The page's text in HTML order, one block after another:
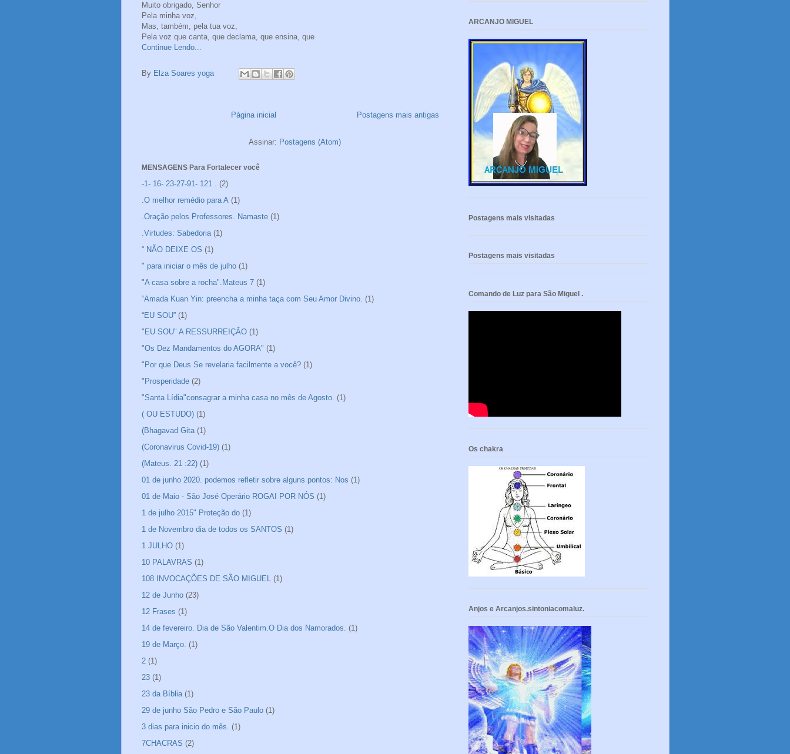
Muito obrigado, Senhor
Pela minha voz,
Mas, também, pela tua voz,
Pela voz que canta, que declama, que ensina, que
Continue Lendo...
By Elza Soares yoga
Postagens mais antigas
Página inicial
Assinar: Postagens (Atom)
MENSAGENS Para Fortalecer você
-1- 16- 23-27-91- 121 .
(2)
.O melhor remédio para A (1)
.Oração pelos Professores. Namaste (1)
.Virtudes: Sabedoria (1)
“ NÃO DEIXE OS (1)
" para iniciar o mês de julho (1)
"A casa sobre a rocha".Mateus 7 (1)
“Amada Kuan Yin: preencha a minha taça com Seu Amor Divino. (1)
“EU SOU” (1)
"EU SOU" A RESSURREIÇÃO (1)
"Os Dez Mandamentos do AGORA" (1)
"Por que Deus Se revelaria facilmente a você? (1)
"Prosperidade (2)
"Santa Lídia"consagrar a minha casa no mês de Agosto. (1)
( OU ESTUDO) (1)
(Bhagavad Gita (1)
(Coronavirus Covid-19) (1)
(Mateus. 21 :22) (1)
01 de junho 2020. podemos refletir sobre alguns pontos: Nos (1)
01 de Maio - São José Operário ROGAI POR NÓS (1)
1 de julho 2015" Proteção do (1)
1 de Novembro dia de todos os SANTOS (1)
1 JULHO (1)
10 PALAVRAS (1)
108 INVOCAÇÕES DE SÃO MIGUEL
(1)
12 de Junho (23)
12 Frases (1)
14 de fevereiro. Dia de São Valentim.O Dia dos Namorados. (1)
19 de Março. (1)
2 (1)
23 (1)
23 da Bíblia (1)
29 de junho São Pedro e São Paulo (1)
3 dias para inicio do mês. (1)
7CHACRAS (2)
ARCANJO MIGUEL
Postagens mais visitadas
Postagens mais visitadas
Comando de Luz para São Miguel .
Os chakra
Anjos e Arcanjos.sintoniacomaluz.